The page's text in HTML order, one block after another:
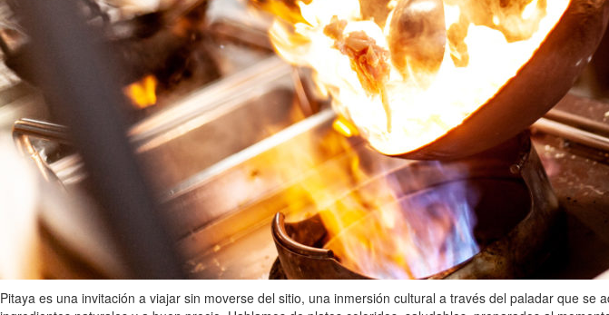
Pitaya es una invitación a viajar sin moverse del sitio, una inmersión cultural a través del paladar que